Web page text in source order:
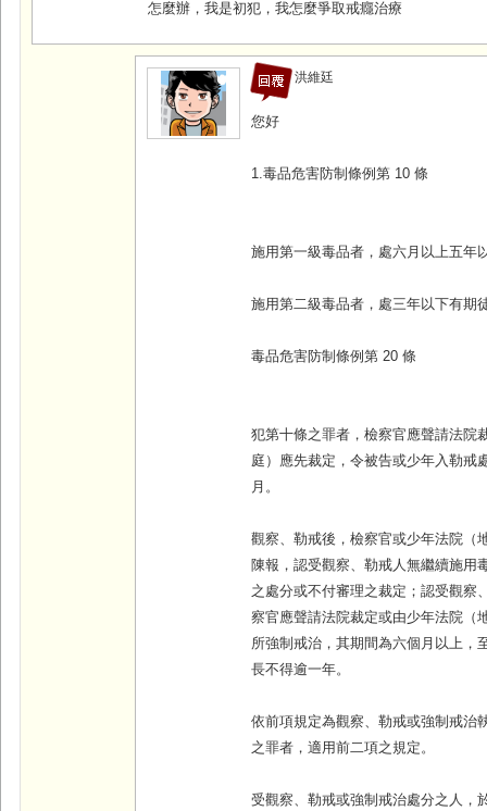
怎麼辦，我是初犯，我怎麼爭取戒癮治療
洪維廷
您好
1.毒品危害防制條例第 10 條
施用第一級毒品者，處六月以上五年
施用第二級毒品者，處三年以下有期
毒品危害防制條例第 20 條
犯第十條之罪者，檢察官應聲請法院
庭）應先裁定，令被告或少年入勒戒
月。
觀察、勒戒後，檢察官或少年法院（
陳報，認受觀察、勒戒人無繼續施用
之處分或不付審理之裁定；認受觀察
察官應聲請法院裁定或由少年法院（
所強制戒治，其期間為六個月以上，
長不得逾一年。
依前項規定為觀察、勒戒或強制戒治
之罪者，適用前二項之規定。
受觀察、勒戒或強制戒治處分之人，